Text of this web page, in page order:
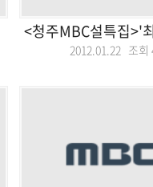
<청주MBC설특집>'
2012.01.22 조회